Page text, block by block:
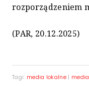
rozporządzeniem
(PAR, 20.12.2025)
Tagi: media lokalne |